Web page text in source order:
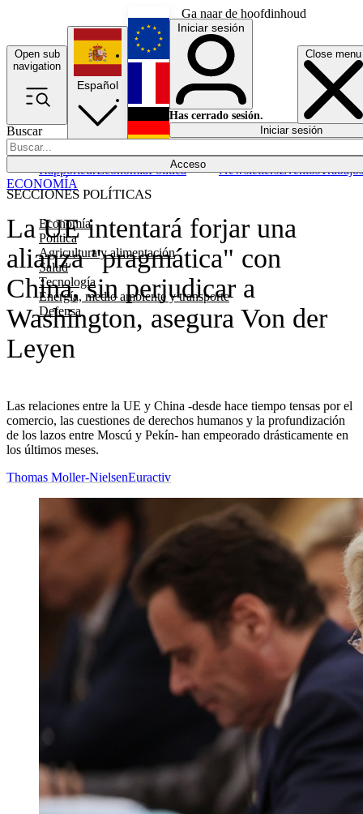
Ga naar de hoofdinhoud
Open sub
navigation
Close menu
Buscar
Acceso
SECCIONES POLÍTICAS
Economía
Política
Agricultura y alimentación
Salud
Tecnología
Energía, medio ambiente y transporte
Defensa
RapporteurEconomíaPolítica NewslettersEventosTrabajos
Español
English
Français
Iniciar sesión
Has cerrado sesión.
Iniciar sesión
La UE intentará forjar una
alianza "pragmática" con
China, sin perjudicar a
Washington, asegura Von der
Leyen
Las relaciones entre la UE y China -desde hace tiempo tensas por el
comercio, las cuestiones de derechos humanos y la profundización
de los lazos entre Moscú y Pekín- han empeorado drásticamente en
los últimos meses.
ECONOMÍA
Thomas Moller-NielsenEuractiv